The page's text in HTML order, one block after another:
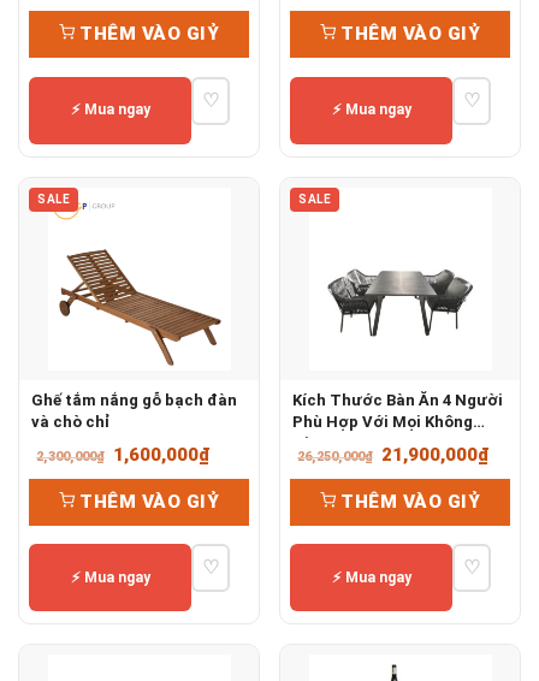
gốc
là:
27,000,000₫.
hiện
19,500,000₫.
THÊM VÀO GIỶ
⚡ Mua ngay ♡
gốc
là:
28,725,000₫.
hiện
THÊM VÀO GIỶ
⚡ Mua ngay ♡
SALE
Ghế tắm nắng gỗ bạch đàn
và chò chỉ
2,300,000₫
Giá
gốc
là:
2,300,000₫.
1,600,000₫Giá
hiện
tại
là:
1,600,000₫.
THÊM VÀO GIỶ
⚡ Mua ngay ♡
SALE
Kích Thước Bàn Ăn 4 Người
Phù Hợp Với Mọi Không
Gian
26,250,000₫
Giá
gốc
là:
26,250,000₫.
21,900,000₫Giá
hiện
THÊM VÀO GIỶ
⚡ Mua ngay ♡